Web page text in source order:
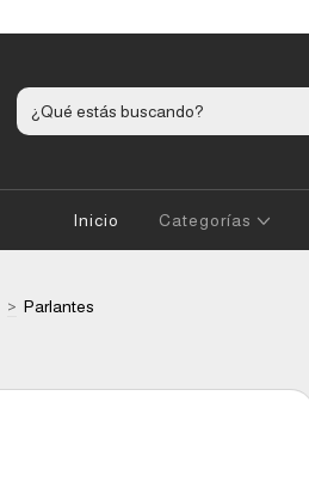
Inicio Categorías
> Parlantes